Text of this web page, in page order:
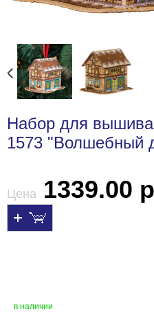
Набор для
1573 "Волшебный
Цена 1339.00
в наличии